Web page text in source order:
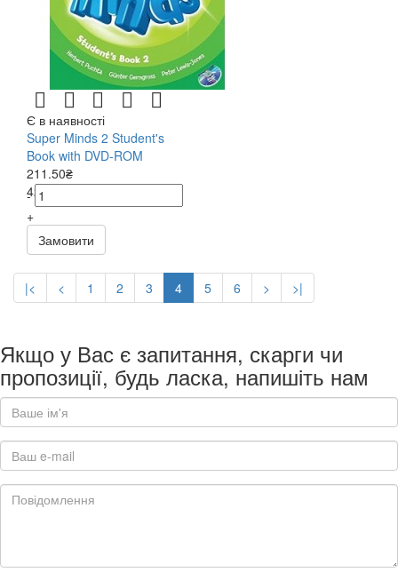
Є в наявності
Super Minds 2 Student's
Book with DVD-ROM
211.50₴
423.00₴
-
+
Замовити
|< < 1 2 3 4 5 6 > >|
Якщо у Вас є запитання, скарги чи
пропозиції, будь ласка, напишіть нам